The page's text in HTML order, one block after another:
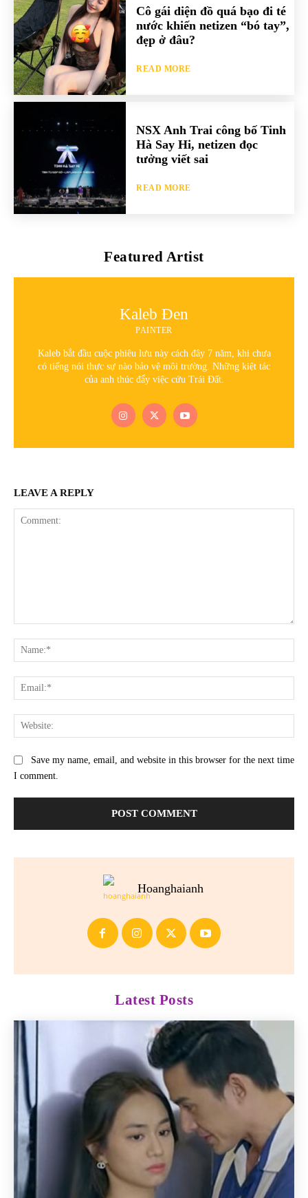
Cô gái diện đồ quá bạo đi té
nước khiến netizen “bó tay”,
đẹp ở đâu?
READ MORE
NSX Anh Trai công bố Tinh
Hà Say Hi, netizen đọc
tưởng viết sai
READ MORE
Featured Artist
Kaleb Đen
PAINTER
Kaleb bắt đầu cuộc phiêu lưu này cách đây 7 năm, khi chưa
có tiếng nói thực sự nào bảo vệ môi trường. Những kiệt tác
của anh thúc đẩy việc cứu Trái Đất.
LEAVE A REPLY
Save my name, email, and website in this browser for the next time
I comment.
Hoanghaianh
Latest Posts